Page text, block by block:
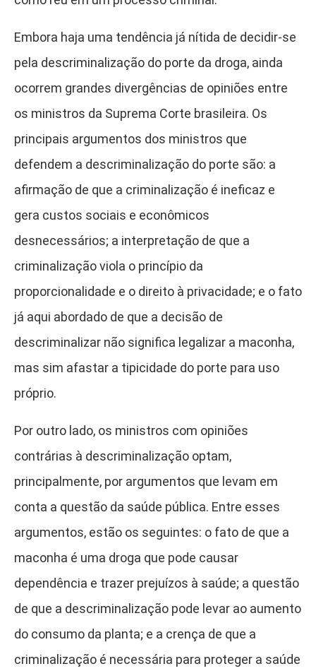
Embora haja uma tendência já nítida de decidir-se
pela descriminalização do porte da droga, ainda
ocorrem grandes divergências de opiniões entre
os ministros da Suprema Corte brasileira. Os
principais argumentos dos ministros que
defendem a descriminalização do porte são: a
afirmação de que a criminalização é ineficaz e
gera custos sociais e econômicos
desnecessários; a interpretação de que a
criminalização viola o princípio da
proporcionalidade e o direito à privacidade; e o fato
já aqui abordado de que a decisão de
descriminalizar não significa legalizar a maconha,
mas sim afastar a tipicidade do porte para uso
próprio.
Por outro lado, os ministros com opiniões
contrárias à descriminalização optam,
principalmente, por argumentos que levam em
conta a questão da saúde pública. Entre esses
argumentos, estão os seguintes: o fato de que a
maconha é uma droga que pode causar
dependência e trazer prejuízos à saúde; a questão
de que a descriminalização pode levar ao aumento
do consumo da planta; e a crença de que a
criminalização é necessária para proteger a saúde